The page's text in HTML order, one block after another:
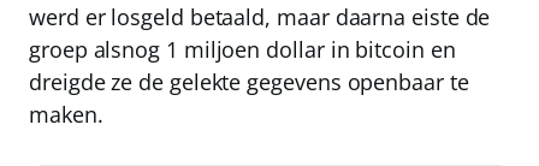
werd er losgeld betaald, maar daarna eiste de
groep alsnog 1 miljoen dollar in bitcoin en
dreigde ze de gelekte gegevens openbaar te
maken.